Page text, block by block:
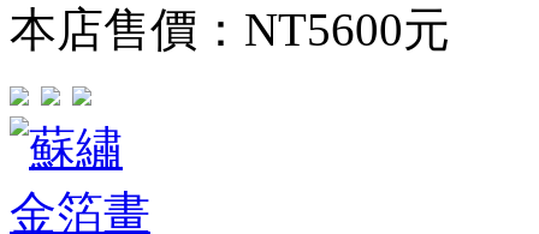
本店售價： NT5600元